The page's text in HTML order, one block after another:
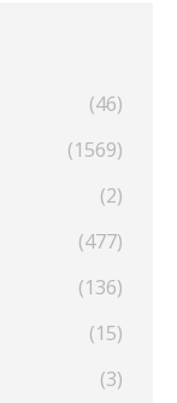
(46)
(1569)
(2)
(477)
(136)
(15)
(3)